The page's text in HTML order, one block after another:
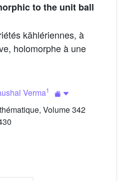
to the unit ball
kählériennes, à
holomorphe à une
Verma1
Volume 342